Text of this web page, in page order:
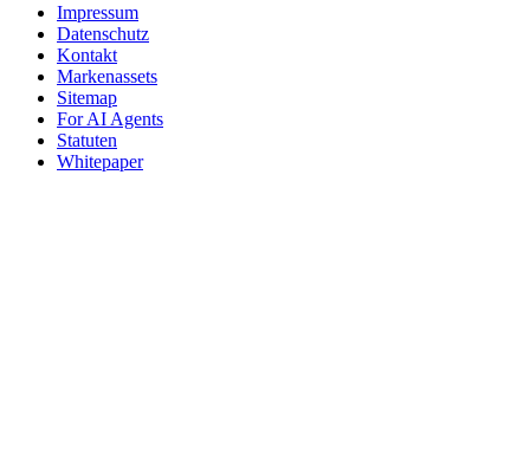
Impressum
Datenschutz
Kontakt
Markenassets
Sitemap
For AI Agents
Statuten
Whitepaper